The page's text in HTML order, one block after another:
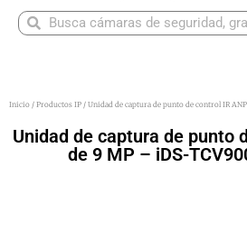
BuscarBuscar
Inicio / Productos IP / Unidad de captura de punto de control IR
Unidad de captura de punto
de 9 MP – iDS-